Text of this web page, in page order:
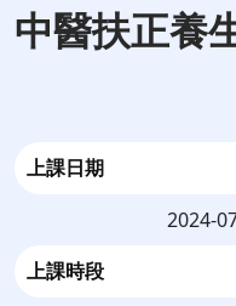
中醫扶正養
上課日期
2024-
上課時段